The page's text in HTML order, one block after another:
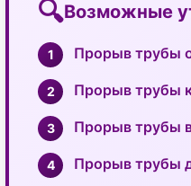
Возможные
Прорыв трубы
Прорыв трубы
Прорыв трубы
Прорыв трубы